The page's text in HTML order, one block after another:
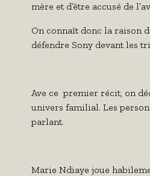
mère et d’être accusé de
On connaît donc la raison
défendre Sony devant les
Ave ce premier récit, on
univers familial. Les
parlant.
Marie Ndiaye joue